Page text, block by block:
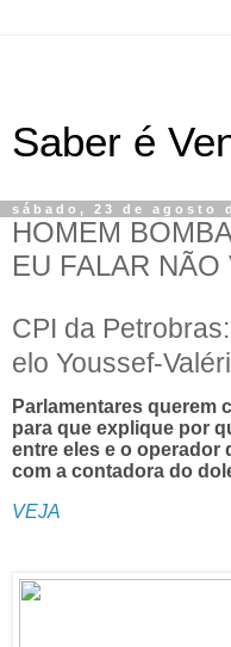
Saber é
sábado, 23 de agosto
HOMEM
EU FALAR
CPI da
elo Youssef-
Parlamentares querem
para que explique por
entre eles e o operador
com a contadora do
VEJA